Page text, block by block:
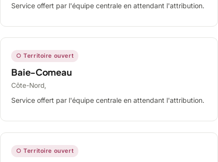
Service offert par l'équipe centrale en attendant l'attribution.
○ Territoire ouvert
Baie-Comeau
Côte-Nord,
Service offert par l'équipe centrale en attendant l'attribution.
○ Territoire ouvert